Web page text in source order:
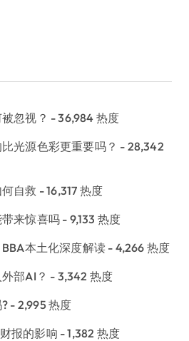
忽视？ - 36,984 热度
光源色彩更重要吗？ - 28,342
自救 - 16,317 热度
来惊喜吗 - 9,133 热度
本土化深度解读 - 4,266 热度
部AI？ - 3,342 热度
- 2,995 热度
报的影响 - 1,382 热度